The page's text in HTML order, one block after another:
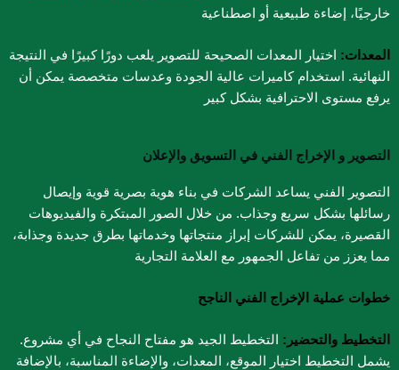
خارجيًا، إضاءة طبيعية أو اصطناعية
المعدات: اختيار المعدات الصحيحة للتصوير يلعب دورًا كبيرًا في النتيجة
النهائية. استخدام كاميرات عالية الجودة وعدسات متخصصة يمكن أن
يرفع مستوى الاحترافية بشكل كبير
التصوير و الإخراج الفني​ في التسويق والإعلان
التصوير الفني يساعد الشركات في بناء هوية بصرية قوية وإيصال
رسائلها بشكل سريع وجذاب. من خلال الصور المبتكرة والفيديوهات
القصيرة، يمكن للشركات إبراز منتجاتها وخدماتها بطرق جديدة وجذابة،
مما يعزز من تفاعل الجمهور مع العلامة التجارية
خطوات عملية الإخراج الفني الناجح
التخطيط والتحضير: التخطيط الجيد هو مفتاح النجاح في أي مشروع.
يشمل التخطيط اختيار الموقع، المعدات، والإضاءة المناسبة، بالإضافة